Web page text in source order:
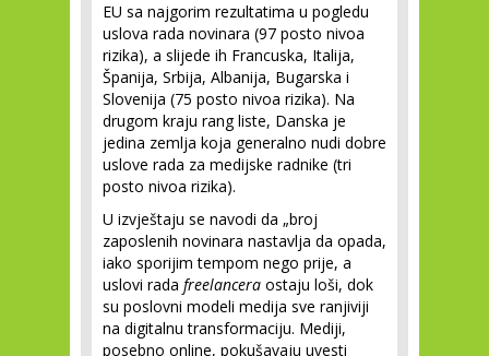
EU sa najgorim rezultatima u pogledu
uslova rada novinara (97 posto nivoa
rizika), a slijede ih Francuska, Italija,
Španija, Srbija, Albanija, Bugarska i
Slovenija (75 posto nivoa rizika). Na
drugom kraju rang liste, Danska je
jedina zemlja koja generalno nudi dobre
uslove rada za medijske radnike (tri
posto nivoa rizika).
U izvještaju se navodi da „broj
zaposlenih novinara nastavlja da opada,
iako sporijim tempom nego prije, a
uslovi rada freelancera ostaju loši, dok
su poslovni modeli medija sve ranjiviji
na digitalnu transformaciju. Mediji,
posebno online, pokušavaju uvesti